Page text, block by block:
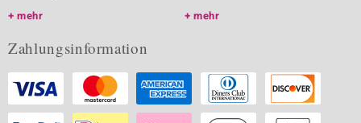
mehr
mehr
Zahlungsinformation